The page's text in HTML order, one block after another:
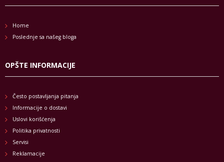
Home
Poslednje sa našeg bloga
OPŠTE INFORMACIJE
Često postavljanja pitanja
Informacije o dostavi
Uslovi korišćenja
Politika privatnosti
Servisi
Reklamacije